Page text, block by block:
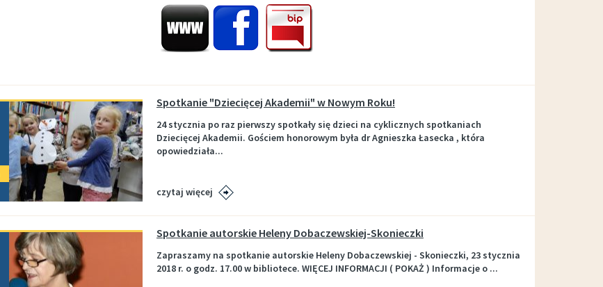
Spotkanie "Dziecięcej Akademii" w Nowym Roku!
24 stycznia po raz pierwszy spotkały się dzieci na cyklicznych spotkaniach
Dziecięcej Akademii. Gościem honorowym była dr Agnieszka Łasecka , która
opowiedziała...
czytaj więcej
Spotkanie autorskie Heleny Dobaczewskiej-Skonieczki
Zapraszamy na spotkanie autorskie Heleny Dobaczewskiej - Skonieczki, 23 stycznia
2018 r. o godz. 17.00 w bibliotece. WIĘCEJ INFORMACJI ( POKAŻ ) Informacje o ...